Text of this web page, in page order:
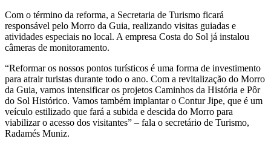
Com o término da reforma, a Secretaria de Turismo ficará
responsável pelo Morro da Guia, realizando visitas guiadas e
atividades especiais no local. A empresa Costa do Sol já instalou
câmeras de monitoramento.
“Reformar os nossos pontos turísticos é uma forma de investimento
para atrair turistas durante todo o ano. Com a revitalização do Morro
da Guia, vamos intensificar os projetos Caminhos da História e Pôr
do Sol Histórico. Vamos também implantar o Contur Jipe, que é um
veículo estilizado que fará a subida e descida do Morro para
viabilizar o acesso dos visitantes” – fala o secretário de Turismo,
Radamés Muniz.